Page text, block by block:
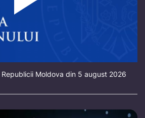
Moldova din 5 august 2026